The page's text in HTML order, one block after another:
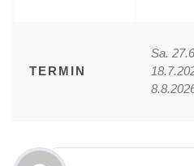
TERMIN
Sa.